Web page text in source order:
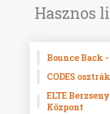
Hasznos
Bounce Back
CODES
ELTE
Központ